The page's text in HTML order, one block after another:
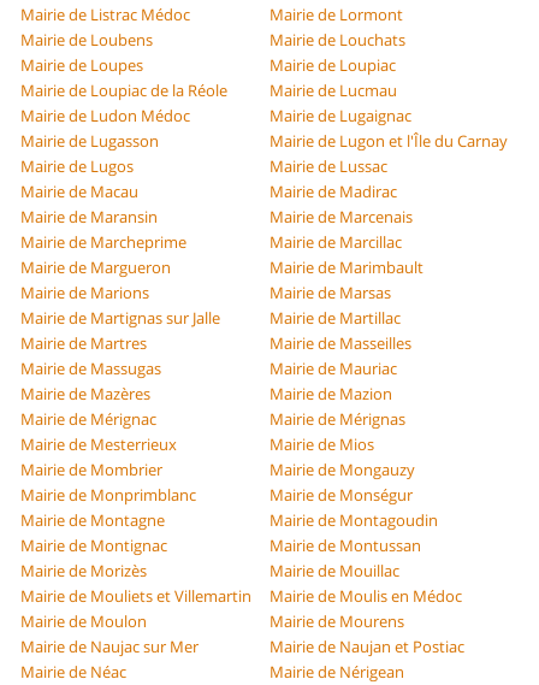
Mairie de Listrac Médoc
Mairie de Lormont
Mairie de Loubens
Mairie de Louchats
Mairie de Loupes
Mairie de Loupiac
Mairie de Loupiac de la Réole
Mairie de Lucmau
Mairie de Ludon Médoc
Mairie de Lugaignac
Mairie de Lugasson
Mairie de Lugon et l'Île du Carnay
Mairie de Lugos
Mairie de Lussac
Mairie de Macau
Mairie de Madirac
Mairie de Maransin
Mairie de Marcenais
Mairie de Marcheprime
Mairie de Marcillac
Mairie de Margueron
Mairie de Marimbault
Mairie de Marions
Mairie de Marsas
Mairie de Martignas sur Jalle
Mairie de Martillac
Mairie de Martres
Mairie de Masseilles
Mairie de Massugas
Mairie de Mauriac
Mairie de Mazères
Mairie de Mazion
Mairie de Mérignac
Mairie de Mérignas
Mairie de Mesterrieux
Mairie de Mios
Mairie de Mombrier
Mairie de Mongauzy
Mairie de Monprimblanc
Mairie de Monségur
Mairie de Montagne
Mairie de Montagoudin
Mairie de Montignac
Mairie de Montussan
Mairie de Morizès
Mairie de Mouillac
Mairie de Mouliets et Villemartin
Mairie de Moulis en Médoc
Mairie de Moulon
Mairie de Mourens
Mairie de Naujac sur Mer
Mairie de Naujan et Postiac
Mairie de Néac
Mairie de Nérigean